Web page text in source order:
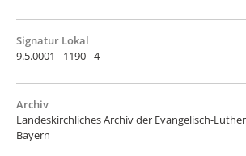
Signatur Lokal
9.5.0001 - 1190 - 4
Archiv
Landeskirchliches Archiv der Evangelisch-
Bayern